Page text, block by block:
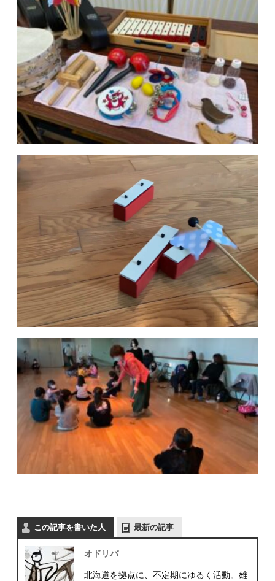
この記事を書いた人 最新の記事
オドリバ
北海道を拠点に、不定期にゆるく活動。雄